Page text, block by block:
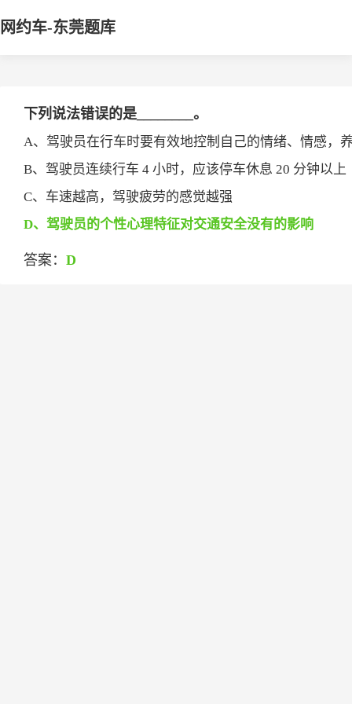
网约车-东莞题库
下列说法错误的是________。
A、驾驶员在行车时要有效地控制自己的情绪、情感，
B、驾驶员连续行车 4 小时，应该停车休息 20 分钟以上
C、车速越高，驾驶疲劳的感觉越强
D、驾驶员的个性心理特征对交通安全没有的影响
答案： D